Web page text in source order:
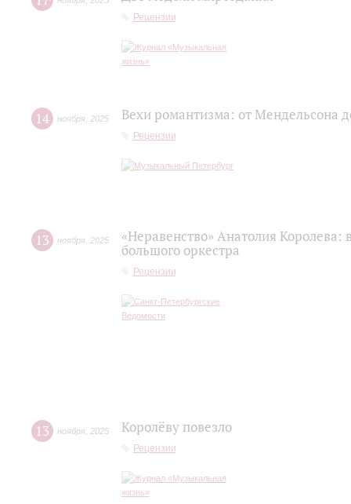
Рецензии
14 ноября 2025 Вехи романтизма: от Мендельсона
Рецензии
13 ноября 2025
«Неравенство» Анатолия Королева:
большого оркестра
Рецензии
13 ноября 2025 Королёву повезло
Рецензии